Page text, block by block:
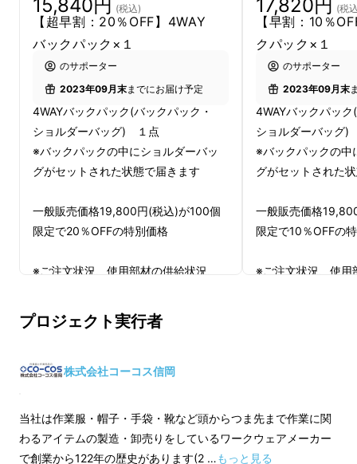
「通常の出張荷物＋カメラ」
を持つ事も多く
バックパック＋カメラバッグ
と言うスタイルも
少なくありません。
しホテルに着いたらバックパックが邪
魔・・・・と、「荷物をどうやって持つか？」
は結構重要な悩みでした。
そこで【当社が働く人のための高機能なワーク
ウェアを作っている会社だからこそ持っている
を作ろう】
と開発を開始。
■ホテルに着いたら身軽に動ける
■どんな物もスムーズに収納・取出し
機能
15,840円 (税込)
【超早割：20％OFF】4WAY
バックパック×１
のサポーター
2023年09月末までにお届け予定
4WAYバックパック(バックパック・
ショルダーバッグ) １点
※バックパックの中にショルダーバッ
グがセットされた状態で届きます
一般販売価格19,800円(税込)が100個
限定で20％OFFの特別価格
※ご注文状況、使用部材の供給状況、
遅れる場合があります。
17,820円 (税
【早割：10％
クパック×１
のサポーター
2023年09月末
4WAYバックパッ
ショルダーバッグ
※バックパックの中
グがセットされた
一般販売価格
限定で10％OFFの
※ご注文状況、使用
プロジェクト実行者
株式会社コーコス信岡
当社は作業服・帽子・手袋・靴など頭からつま先まで作業に関
わるアイテムの製造・卸売りをしているワークウェアメーカー
で創業から122年の歴史があります(2 …もっと見る